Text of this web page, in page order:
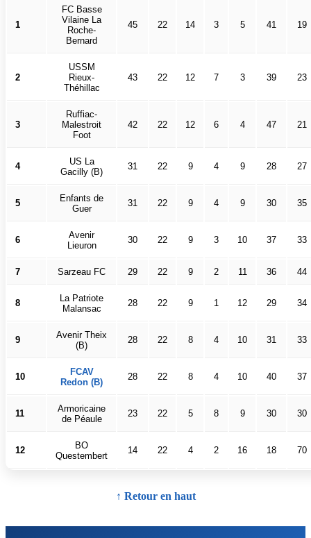
1
FC Basse
Vilaine La
Roche-
Bernard
45 22 14 3 5 41 19
2
USSM
Rieux-
Théhillac
43 22 12 7 3 39 23
3
Ruffiac-
Malestroit
Foot
42 22 12 6 4 47 21
4
US La
Gacilly (B)
31 22 9 4 9 28 27
5
Enfants de
Guer
31 22 9 4 9 30 35
6
Avenir
Lieuron
30 22 9 3 10 37 33
7 Sarzeau FC 29 22 9 2 11 36 44
8
La Patriote
Malansac
28 22 9 1 12 29 34
9
Avenir Theix
(B)
28 22 8 4 10 31 33
10
FCAV
Redon (B)
28 22 8 4 10 40 37
11
Armoricaine
de Péaule
23 22 5 8 9 30 30
12
BO
Questembert
14 22 4 2 16 18 70
↑ Retour en haut